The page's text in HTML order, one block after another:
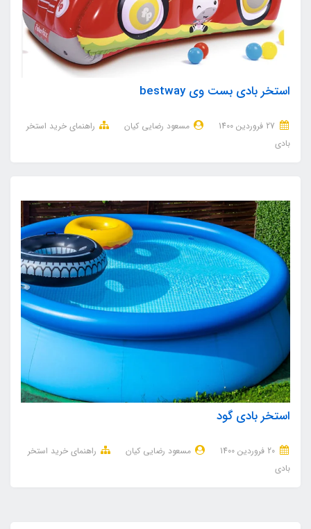
استخر بادی بست وی bestway
مسعود رضایی کیان
راهنمای خرید استخر
بادی
استخر بادی گود
مسعود رضایی کیان
راهنمای خرید استخر
بادی